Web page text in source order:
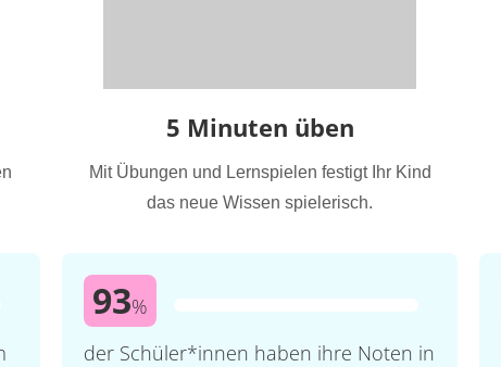
5 Minuten üben
Mit Übungen und Lernspielen festigt Ihr Kind
das neue Wissen spielerisch.
93%
der Schüler*innen haben ihre Noten in